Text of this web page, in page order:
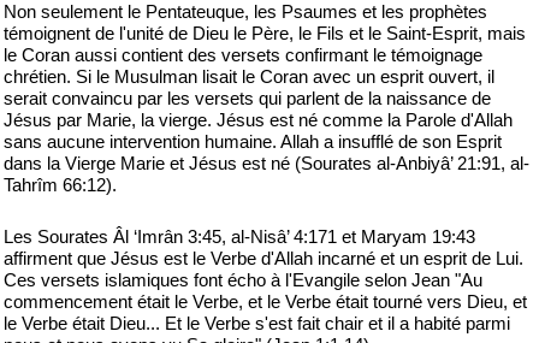
Non seulement le Pentateuque, les Psaumes et les prophètes
témoignent de l'unité de Dieu le Père, le Fils et le Saint-Esprit, mais
le Coran aussi contient des versets confirmant le témoignage
chrétien. Si le Musulman lisait le Coran avec un esprit ouvert, il
serait convaincu par les versets qui parlent de la naissance de
Jésus par Marie, la vierge. Jésus est né comme la Parole d'Allah
sans aucune intervention humaine. Allah a insufflé de son Esprit
dans la Vierge Marie et Jésus est né (Sourates al-Anbiyâ’ 21:91, al-
Tahrîm 66:12).
Les Sourates Âl ‘Imrân 3:45, al-Nisâ’ 4:171 et Maryam 19:43
affirment que Jésus est le Verbe d'Allah incarné et un esprit de Lui.
Ces versets islamiques font écho à l'Evangile selon Jean "Au
commencement était le Verbe, et le Verbe était tourné vers Dieu, et
le Verbe était Dieu... Et le Verbe s'est fait chair et il a habité parmi